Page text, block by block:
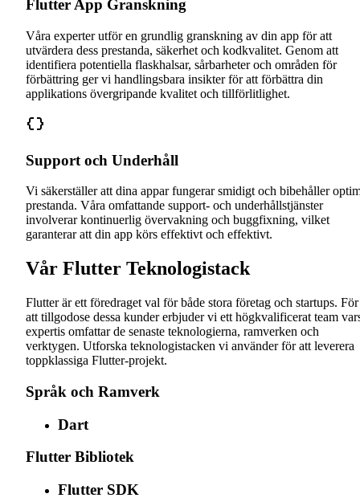
Flutter App Granskning
Våra experter utför en grundlig granskning av din app för att
utvärdera dess prestanda, säkerhet och kodkvalitet. Genom att
identifiera potentiella flaskhalsar, sårbarheter och områden för
förbättring ger vi handlingsbara insikter för att förbättra din
applikations övergripande kvalitet och tillförlitlighet.
Support och Underhåll
Vi säkerställer att dina appar fungerar smidigt och bibehåller
prestanda. Våra omfattande support- och underhållstjänster
involverar kontinuerlig övervakning och buggfixning, vilket
garanterar att din app körs effektivt och effektivt.
Vår Flutter Teknologistack
Flutter är ett föredraget val för både stora företag och startups. För
att tillgodose dessa kunder erbjuder vi ett högkvalificerat team
expertis omfattar de senaste teknologierna, ramverken och
verktygen. Utforska teknologistacken vi använder för att leverera
toppklassiga Flutter-projekt.
Språk och Ramverk
Dart
Flutter Bibliotek
Flutter SDK